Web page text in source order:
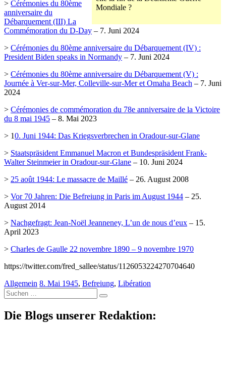
Mondiale ?
> Cérémonies du 80ème
anniversaire du
Débarquement (III) La
Commémoration du D-Day – 7. Juni 2024
> Cérémonies du 80ème anniversaire du Débarquement (IV) :
President Biden speaks in Normandy – 7. Juni 2024
> Cérémonies du 80ème anniversaire du Débarquement (V) :
Journée à Ver-sur-Mer, Colleville-sur-Mer et Omaha Beach – 7. Juni
2024
> Cérémonies de commémoration du 78e anniversaire de la Victoire
du 8 mai 1945 – 8. Mai 2023
> 10. Juni 1944: Das Kriegsverbrechen in Oradour-sur-Glane
> Staatspräsident Emmanuel Macron et Bundespräsident Frank-
Walter Steinmeier in Oradour-sur-Glane – 10. Juni 2024
> 25 août 1944: Le massacre de Maillé – 26. August 2008
> Vor 70 Jahren: Die Befreiung in Paris im August 1944 – 25.
August 2014
> Nachgefragt: Jean-Noël Jeanneney, L’un de nous d’eux – 15.
April 2023
> Charles de Gaulle 22 novembre 1890 – 9 novembre 1970
https://twitter.com/fred_sallee/status/1126053224270704640
Allgemein 8. Mai 1945, Befreiung, Libération
Suche
nach:
Die Blogs unserer Redaktion: